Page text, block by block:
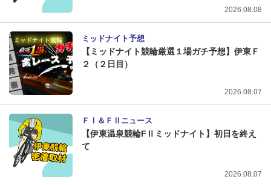
2026.08.08
ミッドナイト予想
【ミッドナイト競輪厳選１場ガチ予想】伊東Ｆ
２（２日目）
2026.08.07
ＦⅠ＆ＦⅡニュース
【伊東温泉競輪FⅡミッドナイト】初日を終え
て
2026.08.07